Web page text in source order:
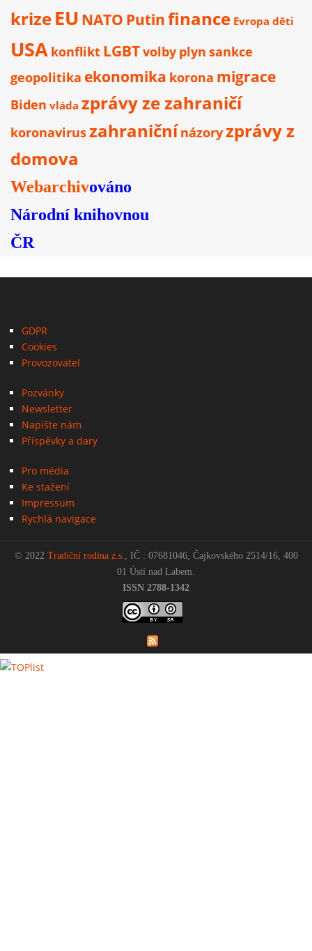
krizeEU NATO Putinfinance Evropa děti
USA konflikt LGBTvolby plyn sankce
geopolitika ekonomika korona migrace
Biden vláda zprávy ze zahraničí
koronaviruszahraniční názoryzprávy z
domova
Webarchivováno
Národní knihovnou
ČR
GDPR
Cookies
Provozovatel
Pozvánky
Newsletter
Napište nám
Příspěvky a dary
Pro média
Ke stažení
Impressum
Rychlá navigace
© 2022 Tradiční rodina z.s., IČ : 07681046, Čajkovského 2514/16, 400
01 Ústí nad Labem.
ISSN 2788-1342